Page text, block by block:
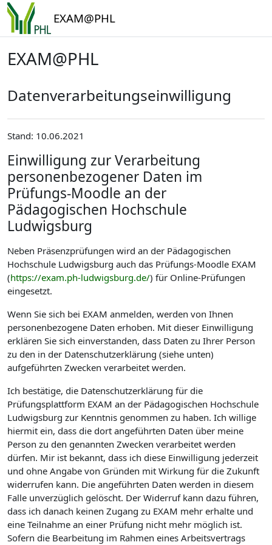
Zum Hauptinhalt
EXAM@PHL
EXAM@PHL
Datenverarbeitungseinwilligung
Stand: 10.06.2021
Einwilligung zur Verarbeitung
personenbezogener Daten im
Prüfungs-Moodle an der
Pädagogischen Hochschule
Ludwigsburg
Neben Präsenzprüfungen wird an der Pädagogischen
Hochschule Ludwigsburg auch das Prüfungs-Moodle EXAM
(https://exam.ph-ludwigsburg.de/) für Online-Prüfungen
eingesetzt.
Wenn Sie sich bei EXAM anmelden, werden von Ihnen
personenbezogene Daten erhoben. Mit dieser Einwilligung
erklären Sie sich einverstanden, dass Daten zu Ihrer Person
zu den in der Datenschutzerklärung (siehe unten)
aufgeführten Zwecken verarbeitet werden.
Ich bestätige, die Datenschutzerklärung für die
Prüfungsplattform EXAM an der Pädagogischen Hochschule
Ludwigsburg zur Kenntnis genommen zu haben. Ich willige
hiermit ein, dass die dort angeführten Daten über meine
Person zu den genannten Zwecken verarbeitet werden
dürfen. Mir ist bekannt, dass ich diese Einwilligung jederzeit
und ohne Angabe von Gründen mit Wirkung für die Zukunft
widerrufen kann. Die angeführten Daten werden in diesem
Falle unverzüglich gelöscht. Der Widerruf kann dazu führen,
dass ich danach keinen Zugang zu EXAM mehr erhalte und
eine Teilnahme an einer Prüfung nicht mehr möglich ist.
Sofern die Bearbeitung im Rahmen eines Arbeitsvertrags